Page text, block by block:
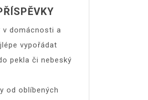
v domácnosti a
vypořádat
pekla či nebeský
od oblíbených